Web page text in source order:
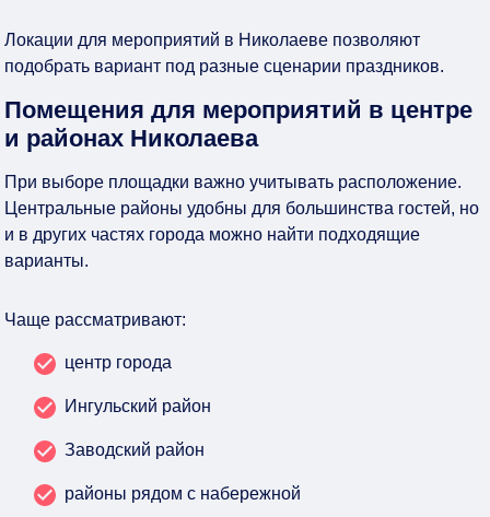
Локации для мероприятий в Николаеве позволяют
подобрать вариант под разные сценарии праздников.
Помещения для мероприятий в центре
и районах Николаева
При выборе площадки важно учитывать расположение.
Центральные районы удобны для большинства гостей, но
и в других частях города можно найти подходящие
варианты.
Чаще рассматривают:
центр города
Ингульский район
Заводский район
районы рядом с набережной